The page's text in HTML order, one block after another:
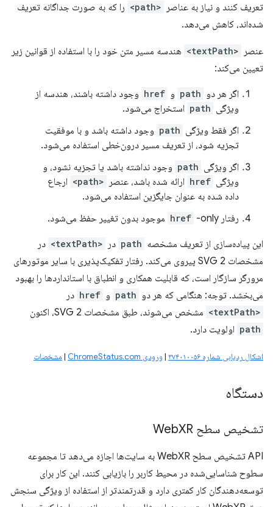
تعریف کنند و نیاز به عناصر
<path>
را که به صورت جداگانه تعریف
شده‌اند، کاهش می‌دهد.
عنصر <textPath>
هندسه مسیر متن خود را با استفاده از قوانین زیر
تعیین می‌کند:
اگر هر دو path و href وجود داشته باشند، هندسه از
ویژگی path استخراج می‌شود.
اگر فقط ویژگی path وجود داشته باشد و با موفقیت
تجزیه شود، از تعریف مسیر درون‌خطی استفاده می‌شود.
اگر ویژگی path وجود نداشته باشد یا تجزیه نشود، و
ویژگی href ارائه شده باشد، عنصر <path>
ارجاع
داده شده به عنوان جایگزین استفاده می‌شود.
رفتار
href -only موجود بدون تغییر حفظ می‌شود.
این پیاده‌سازی از تعریف مشخصه path در <textPath>
در
مشخصات SVG 2 پیروی می‌کند. رفتار تفکیک‌پذیری با سایر موتورهای
مرورگر سازگار است، که قابلیت همکاری و انطباق با استانداردها را بهبود
می‌بخشد. توجه: هنگامی که هر دو path و href در
<textPath> مشخص می‌شوند، طبق مشخصات SVG 2، اکنون
path اولویت دارد.
اشکال ردیابی شماره ۳۷۴۰۱۰۰۵۶ |ورودی ChromeStatus.com | مشخصات
دستگاه
تشخیص سطح Web XR
API تشخیص سطح WebXR به سایت‌ها اجازه می‌دهد تا مجموعه
سطوح شناسایی‌شده در محیط کاربر را بازیابی کنند. این کار برای
توسعه‌دهندگان کار کمتری دارد و قدرتمندتر از استفاده از ویژگی سنجش